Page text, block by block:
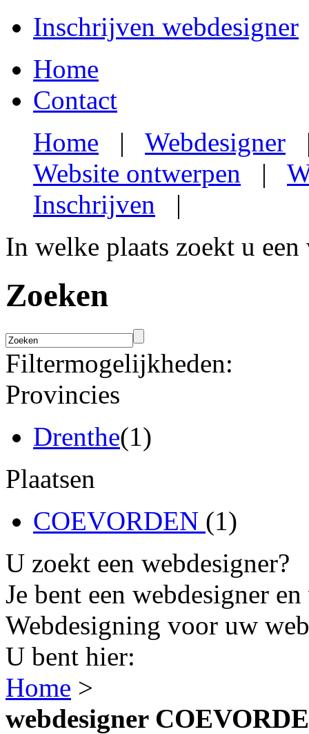
Inschrijven webdesigner
Home
Contact
Home | Webdesigner
Website ontwerpen |
Inschrijven |
In welke plaats zoekt u een
Zoeken
Filtermogelijkheden:
Provincies
Drenthe(1)
Plaatsen
COEVORDEN (1)
U zoekt een webdesigner?
Je bent een webdesigner
Webdesigning voor uw
U bent hier:
Home >
webdesigner